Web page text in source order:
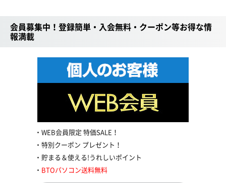
会員募集中！登録簡単・入会無料・クーポン等お得な情
報満載
WEB会員限定 特価SALE！
特別クーポン プレゼント！
貯まる＆使える!うれしいポイント
BTOパソコン送料無料